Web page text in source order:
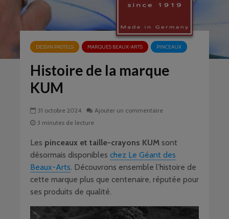
DESSIN PASTELS MARQUES BEAUX-ARTS PINCEAUX
Histoire de la marque
KUM
31 octobre 2024
Ajouter un commentaire
3 minutes de lecture
Les pinceaux et taille-crayons KUM sont
désormais disponibles chez Le Géant des
Beaux-Arts. Découvrons ensemble l’histoire de
cette marque plus que centenaire, réputée pour
ses produits de qualité.